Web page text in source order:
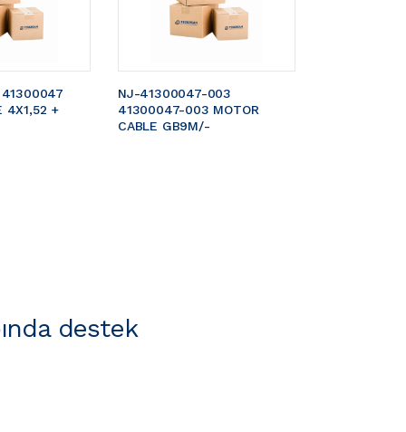
4X1,52 +
NJ-41300047-003
41300047-003 MOTOR
CABLE GB9M/-
destek